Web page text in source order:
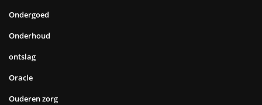
Ondergoed
Onderhoud
ontslag
Oracle
Ouderen zorg